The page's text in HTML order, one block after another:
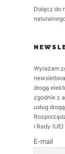
Dołącz do
Wyrażam
drogą
zgodnie z
usług
i Rady
E-mail